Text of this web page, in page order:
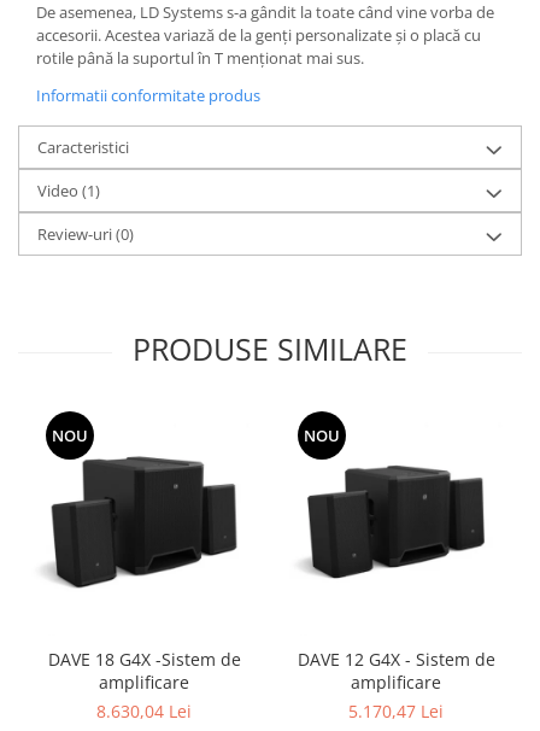
De asemenea, LD Systems s-a gândit la toate când vine vorba de
accesorii. Acestea variază de la genți personalizate și o placă cu
rotile până la suportul în T menționat mai sus.
Informatii conformitate produs
Caracteristici
Video (1)
Review-uri(0)
PRODUSE SIMILARE
NOU
DAVE 18 G4X -Sistem de
amplificare
8.630,04 Lei
NOU
DAVE 12 G4X - Sistem de
amplificare
5.170,47 Lei